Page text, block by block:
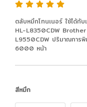
ตลับหมึกโทนเนอร์ ใช้ได้
HL-L8350CDW
L9550CDW ปริมาณการ
6000 หน้า
สีหมึก